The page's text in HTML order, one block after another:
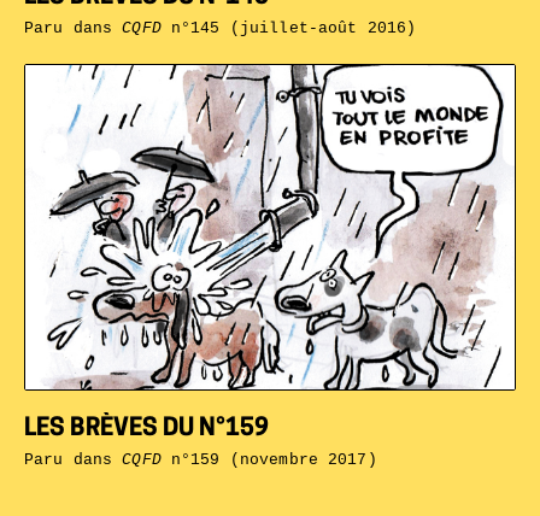
LES BRÈVES DU N°159
Paru dansCQFDn°159 (novembre 2017)
Paru dansCQFDn°145 (juillet-août 2016)